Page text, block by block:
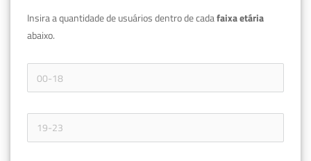
Insira a quantidade de usuários dentro de cada
abaixo.